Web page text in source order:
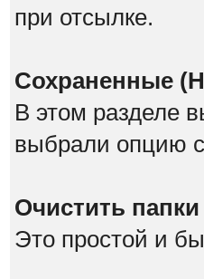
при отсылке.
Сохраненные
В этом разделе
выбрали опцию
Очистить
Это простой и